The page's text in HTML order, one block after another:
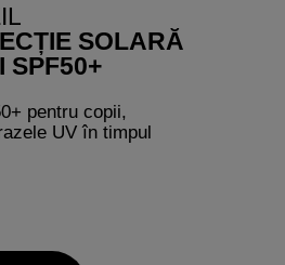
SOLARĂ
SPF50+
pentru copii,
UV în timpul